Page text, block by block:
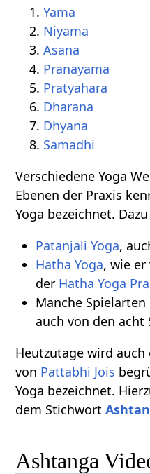
Yama
Niyama
Asana
Pranayama
Pratyahara
Dharana
Dhyana
Samadhi
Verschiedene Yoga
Ebenen der Praxis
Yoga bezeichnet.
Patanjali Yoga,
Hatha Yoga, wie er
der Hatha Yoga
Manche Spielarten
auch von den acht
Heutzutage wird
von Pattabhi Jois
Yoga bezeichnet.
dem Stichwort
Ashtanga